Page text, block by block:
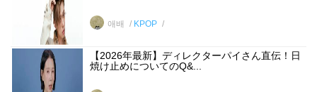
애배 KPOP
【2026年最新】ディレクターパイさん直伝！日
焼け止めについてのQ&...